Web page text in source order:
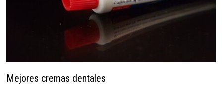
Mejores cremas dentales